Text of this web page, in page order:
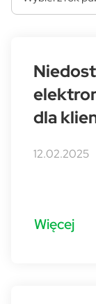
dla
12.02.2025
Więcej